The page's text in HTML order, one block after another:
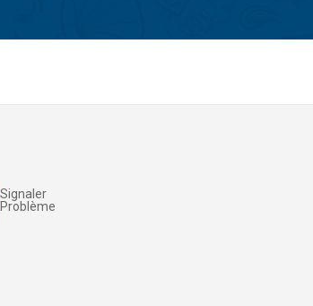
Signaler
Problème